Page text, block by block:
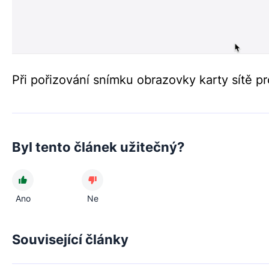
Při pořizování snímku obrazovky karty sítě
Byl tento článek užitečný?
Ano Ne
Související články